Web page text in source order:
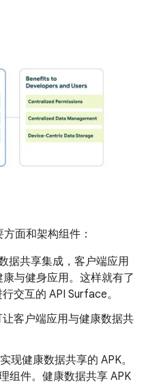
面和架构组件：
据共享集成，客户端应用
与健身应用。这样就有了
交互的 API Surface。
客户端应用与健康数据共
现健康数据共享的 APK。
组件。健康数据共享 APK